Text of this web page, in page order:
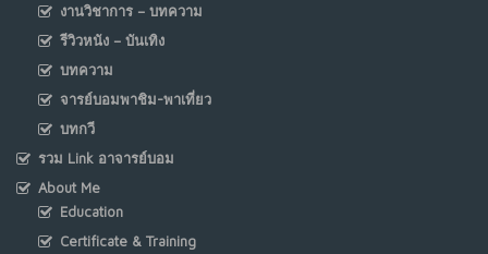
งานวิชาการ – บทความ
รีวิวหนัง – บันเทิง
บทความ
จารย์บอมพาชิม-พาเที่ยว
บทกวี
รวม Link อาจารย์บอม
About Me
Education
Certificate & Training